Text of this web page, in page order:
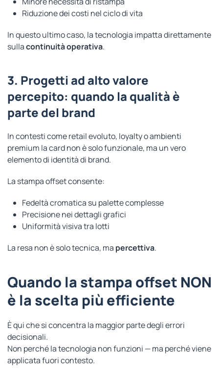
Riduzione dei costi nel ciclo di vita
In questo ultimo caso, la tecnologia impatta direttamente
sullacontinuità operativa.
3. Progetti ad alto valore
percepito: quando la qualità è
parte del brand
In contesti come retail evoluto, loyalty o ambienti
premium la card non è solo funzionale, ma un vero
elemento di identità di brand.
La stampa offset consente:
Fedeltà cromatica su palette complesse
Precisione nei dettagli grafici
Uniformità visiva tra lotti
La resa non è solo tecnica, ma percettiva.
Quando la stampa offset NON
è la scelta più efficiente
È qui che si concentra la maggior parte degli errori
decisionali.
Non perché la tecnologia non funzioni — ma perché viene
applicata fuori contesto.